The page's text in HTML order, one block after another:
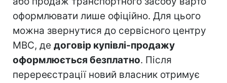
оформлювати лише офіційно. Для цього
можна звернутися до сервісного центру
МВС, де договір купівлі-продажу
оформлюється безплатно. Після
перереєстрації новий власник отримує